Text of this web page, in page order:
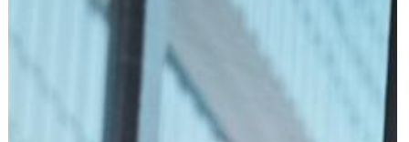
דיני תעבורה
מקרקעין נדל"ן
הוצאה לפועל